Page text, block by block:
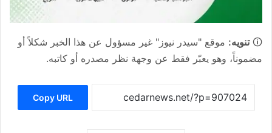
🛈تنويه: موقع "سيدر نيوز" غير مسؤول عن هذا الخبر شكلاً أو
مضموناً، وهو يعبّر فقط عن وجهة نظر مصدره أو كاتبه.
Copy URL